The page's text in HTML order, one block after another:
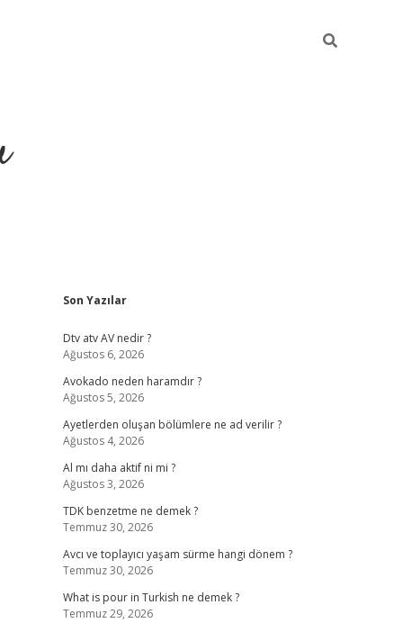
Sidebar
Son Yazılar
Dtv atv AV nedir ?
Ağustos 6, 2026
Avokado neden haramdır ?
Ağustos 5, 2026
Ayetlerden oluşan bölümlere ne ad verilir ?
Ağustos 4, 2026
Al mı daha aktif ni mi ?
Ağustos 3, 2026
TDK benzetme ne demek ?
Temmuz 30, 2026
Avcı ve toplayıcı yaşam sürme hangi dönem ?
Temmuz 30, 2026
What is pour in Turkish ne demek ?
Temmuz 29, 2026